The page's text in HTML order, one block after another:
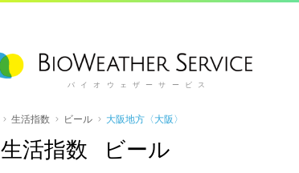
バイオウェザーサービス
生活指数 ビール 大阪地方〈大阪〉
生活指数 ビール